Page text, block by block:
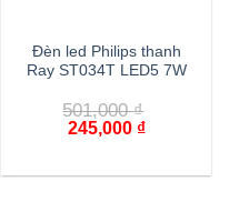
Đèn led Philips thanh
Ray ST034T LED5 7W
501,000₫
Giá
501,000 ₫.
245,000 ₫Giá
là: